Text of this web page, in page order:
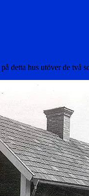
på detta hus utöver de två